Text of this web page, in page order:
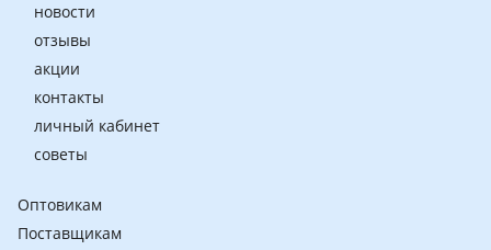
новости
отзывы
акции
контакты
личный кабинет
советы
Оптовикам
Поставщикам